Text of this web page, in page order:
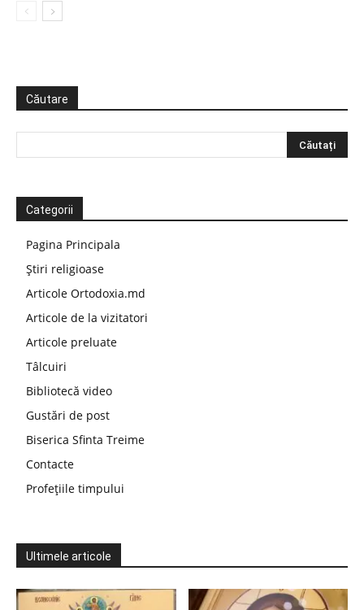
Căutare
Categorii
Pagina Principala
Știri religioase
Articole Ortodoxia.md
Articole de la vizitatori
Articole preluate
Tâlcuiri
Bibliotecă video
Gustări de post
Biserica Sfinta Treime
Contacte
Profețiile timpului
Ultimele articole